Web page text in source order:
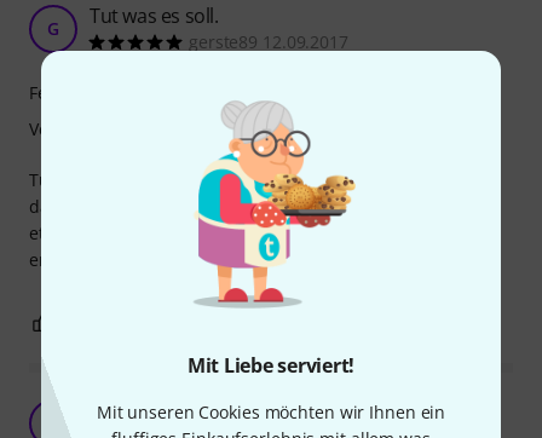
Mit Liebe serviert!
Mit unseren Cookies möchten wir Ihnen ein
G Tut was es soll.
gerste89 12.09.2017
Tut was es soll. Auch bei Regen halten die Verbindungen
dank der Dichtungen stand. Leider sind manche Stecker
etwas verformt, was das zusammenstecken etwas
erschwert. Sonst bin ich sehr zufrieden mit den Kabeln.
Features
Verarbeitung
Top Qualität